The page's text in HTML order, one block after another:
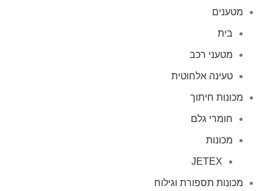
מטענים
בית
מטעני רכב
טעינה אלחוטית
מכונות חיתוך
חומרי גלם
מכונות
JETEX
מכונות תספורת וגילוח